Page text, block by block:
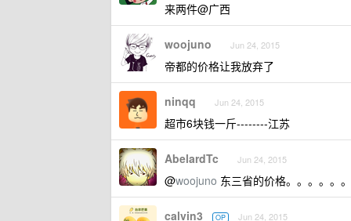
来两件@广西
woojuno Jun 24, 2015
帝都的价格让我放弃了
ninqq Jun 24, 2015
超市6块钱一斤--------江苏
AbelardTc Jun 24, 2015
@woojuno 东三省的价格。。。。。。
calvin3 OP Jun 24, 2015